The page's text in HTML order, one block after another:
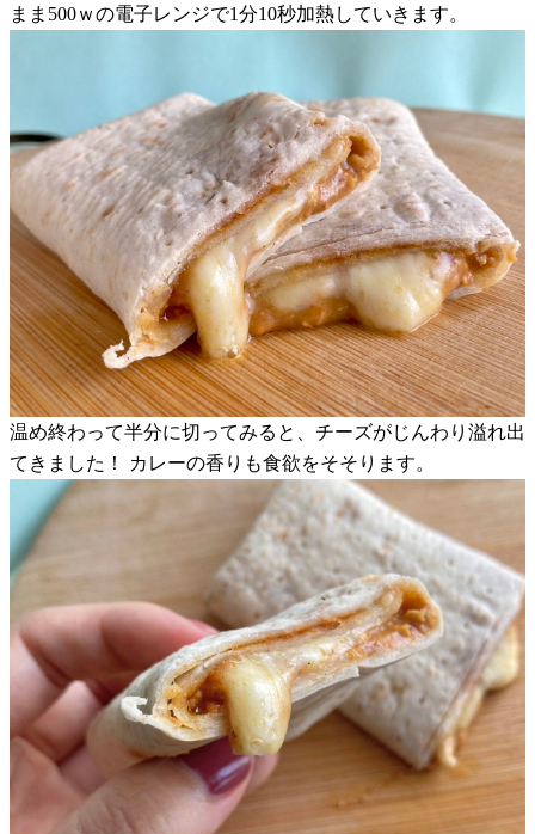
まま500ｗの電子レンジで1分10秒加熱していきます。
温め終わって半分に切ってみると、チーズがじんわり溢れ出
てきました！ カレーの香りも食欲をそそります。